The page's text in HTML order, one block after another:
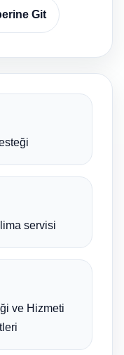
Git
servisi
ve Hizmeti